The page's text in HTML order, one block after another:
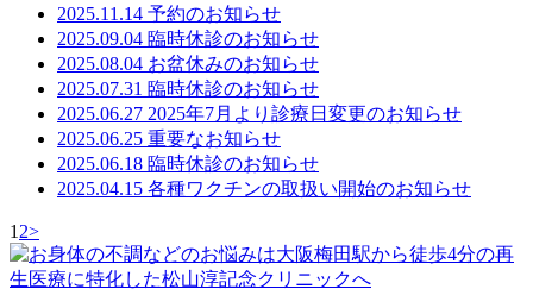
2025.11.14 予約のお知らせ
2025.09.04 臨時休診のお知らせ
2025.08.04 お盆休みのお知らせ
2025.07.31 臨時休診のお知らせ
2025.06.27 2025年7月より診療日変更のお知らせ
2025.06.25 重要なお知らせ
2025.06.18 臨時休診のお知らせ
2025.04.15 各種ワクチンの取扱い開始のお知らせ
1 2>